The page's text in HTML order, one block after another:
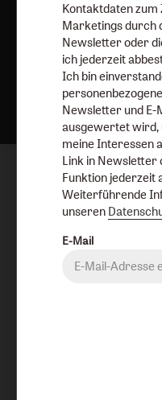
Kontaktdaten zum
Marketings durch
Newsletter oder
ich jederzeit
Ich bin
Newsletter und E-
ausgewertet wird,
meine Interessen
Link in Newsletter
Funktion jederzeit
Weiterführende
unseren
E-Mail